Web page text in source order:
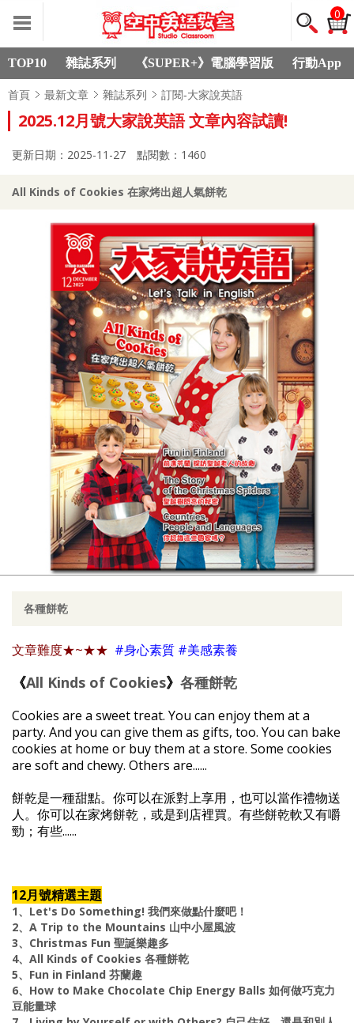
0
TOP10 雜誌系列 《SUPER+》電腦學習版 行動App
首頁 最新文章 雜誌系列 訂閱-大家說英語
2025.12月號大家說英語 文章內容試讀!
更新日期：2025-11-27 點閱數：1460
All Kinds of Cookies 在家烤出超人氣餅乾
各種餅乾
文章難度★~★★ #身心素質 #美感素養
《All Kinds of Cookies》 各種餅乾
Cookies are a sweet treat. You can enjoy them at a
party. And you can give them as gifts, too. You can bake
cookies at home or buy them at a store. Some cookies
are soft and chewy. Others are......
餅乾是一種甜點。你可以在派對上享用，也可以當作禮物送
人。你可以在家烤餅乾，或是到店裡買。有些餅乾軟又有嚼
勁；有些......
12月號精選主題
1、Let's Do Something! 我們來做點什麼吧！
2、A Trip to the Mountains 山中小屋風波
3、Christmas Fun 聖誕樂趣多
4、All Kinds of Cookies 各種餅乾
5、Fun in Finland 芬蘭趣
6、How to Make Chocolate Chip Energy Balls 如何做巧克力
豆能量球